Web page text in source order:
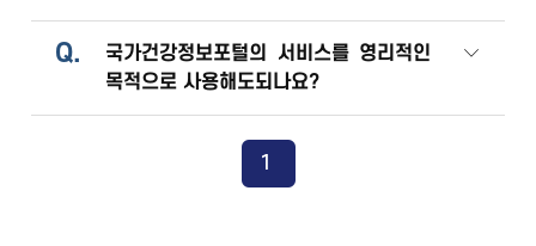
Q.
국가건강정보포털의 서비스를 영리적인
목적으로 사용해도되나요?
1